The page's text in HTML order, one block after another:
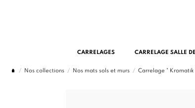
CARRELAGES CARRELAGE SALLE
Nos collections Nos mats sols et murs Carrelage "